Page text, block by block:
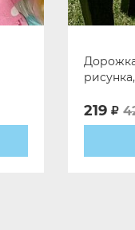
219